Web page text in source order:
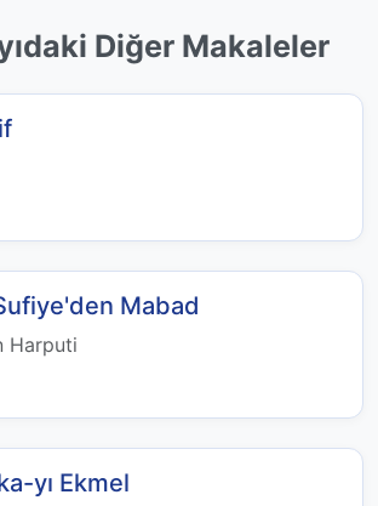
Diğer Makaleler
Mabad
Harputi
yı Ekmel